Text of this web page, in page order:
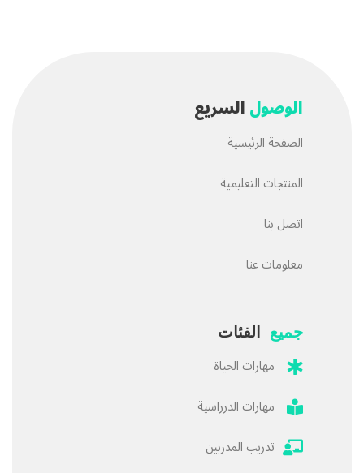
الوصولالسريع
الصفحة الرئيسية
المنتجات التعليمية
اتصل بنا
معلومات عنا
جميع الفئات
مهارات الحياة
مهارات الدرراسية
تدريب المدربين